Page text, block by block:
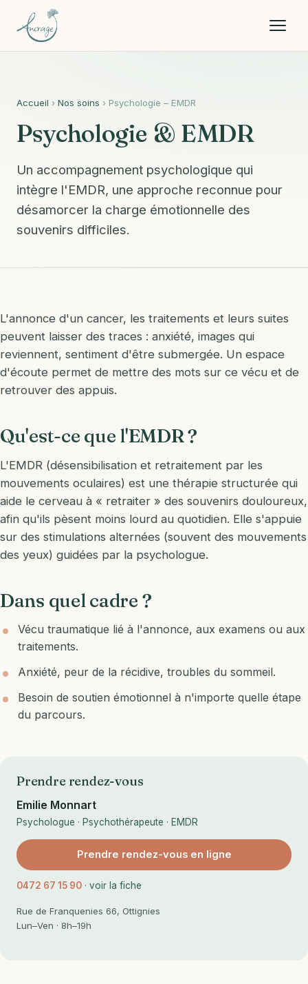
Accueil › Nos soins › Psychologie – EMDR
Psychologie & EMDR
Un accompagnement psychologique qui
intègre l'EMDR, une approche reconnue pour
désamorcer la charge émotionnelle des
souvenirs difficiles.
L'annonce d'un cancer, les traitements et leurs suites
peuvent laisser des traces : anxiété, images qui
reviennent, sentiment d'être submergée. Un espace
d'écoute permet de mettre des mots sur ce vécu et de
retrouver des appuis.
Qu'est-ce que l'EMDR ?
L'EMDR (désensibilisation et retraitement par les
mouvements oculaires) est une thérapie structurée qui
aide le cerveau à « retraiter » des souvenirs douloureux,
afin qu'ils pèsent moins lourd au quotidien. Elle s'appuie
sur des stimulations alternées (souvent des mouvements
des yeux) guidées par la psychologue.
Dans quel cadre ?
Vécu traumatique lié à l'annonce, aux examens ou aux
traitements.
Anxiété, peur de la récidive, troubles du sommeil.
Besoin de soutien émotionnel à n'importe quelle étape
du parcours.
Prendre rendez-vous
Emilie Monnart
Psychologue · Psychothérapeute · EMDR
Prendre rendez-vous en ligne
0472 67 15 90 · voir la fiche
Rue de Franquenies 66, Ottignies
Lun–Ven · 8h–19h